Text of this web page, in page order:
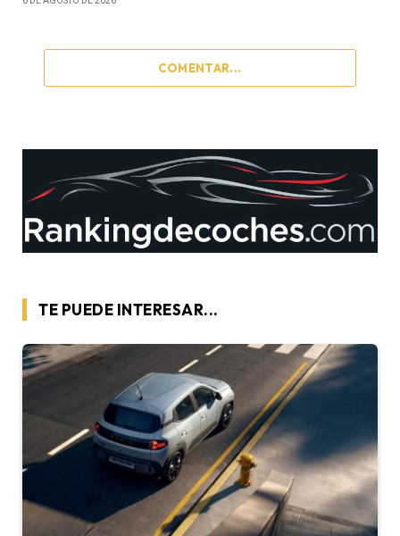
COMENTAR...
TE PUEDE INTERESAR...